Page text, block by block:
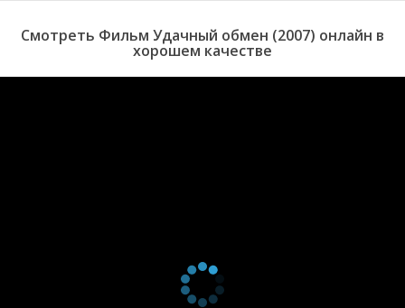
Смотреть Фильм Удачный обмен (2007) онлайн в
хорошем качестве